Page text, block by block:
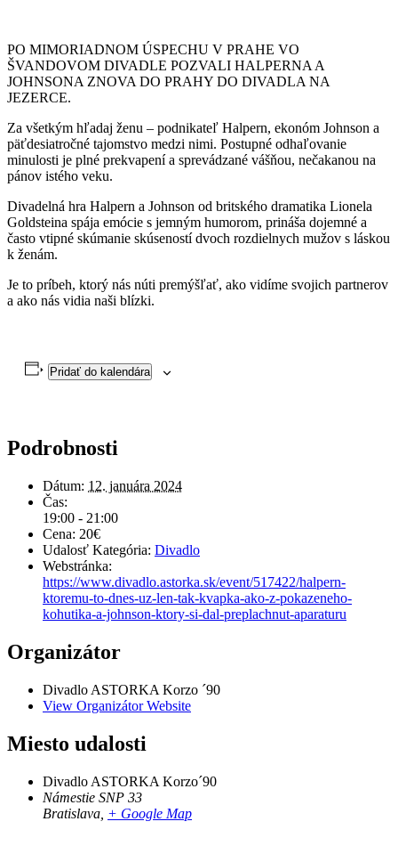
PO MIMORIADNOM ÚSPECHU V PRAHE VO
ŠVANDOVOM DIVADLE POZVALI HALPERNA A
JOHNSONA ZNOVA DO PRAHY DO DIVADLA NA
JEZERCE.
Za všetkým hľadaj ženu – podnikateľ Halpern, ekonóm Johnson a
päťdesiatročné tajomstvo medzi nimi. Postupné odhaľovanie
minulosti je plné prekvapení a sprevádzané vášňou, nečakanou na
pánov istého veku.
Divadelná hra Halpern a Johnson od britského dramatika Lionela
Goldsteina spája emócie s jemným humorom, prináša dojemné a
často vtipné skúmanie skúseností dvoch rozdielnych mužov s láskou
k ženám.
Je to príbeh, ktorý nás núti premýšľať, ako vidíme svojich partnerov
a ako nás vidia naši blízki.
Pridať do kalendára
Podrobnosti
Dátum: 12. januára 2024
Čas:
19:00 - 21:00
Cena: 20€
Udalosť Kategória: Divadlo
Webstránka:
https://www.divadlo.astorka.sk/event/517422/halpern-
ktoremu-to-dnes-uz-len-tak-kvapka-ako-z-pokazeneho-
kohutika-a-johnson-ktory-si-dal-preplachnut-aparaturu
Organizátor
Divadlo ASTORKA Korzo ´90
View Organizátor Website
Miesto udalosti
Divadlo ASTORKA Korzo´90
Námestie SNP 33
Bratislava + Google Map